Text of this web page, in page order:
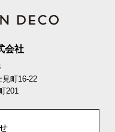
会社
町16-22
201